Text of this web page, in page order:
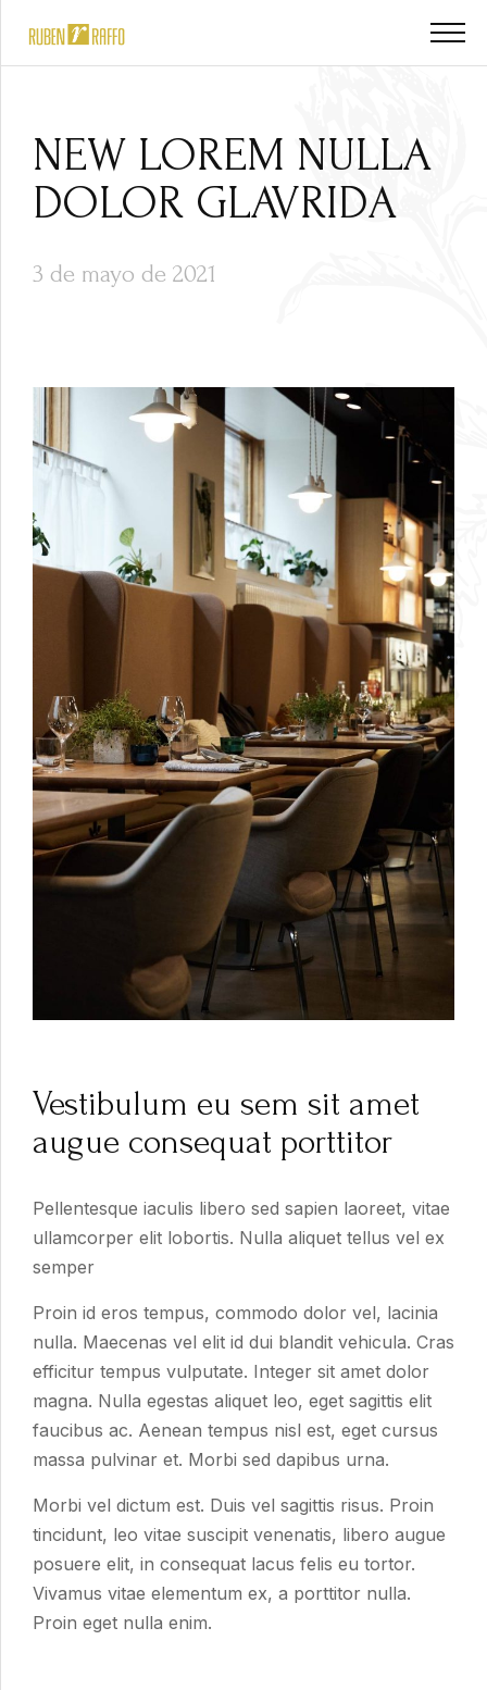
NEW LOREM NULLA
DOLOR GLAVRIDA
3 de mayo de 2021
Vestibulum eu sem sit amet
augue consequat porttitor
Pellentesque iaculis libero sed sapien laoreet, vitae
ullamcorper elit lobortis. Nulla aliquet tellus vel ex
semper
Proin id eros tempus, commodo dolor vel, lacinia
nulla. Maecenas vel elit id dui blandit vehicula. Cras
efficitur tempus vulputate. Integer sit amet dolor
magna. Nulla egestas aliquet leo, eget sagittis elit
faucibus ac. Aenean tempus nisl est, eget cursus
massa pulvinar et. Morbi sed dapibus urna.
Morbi vel dictum est. Duis vel sagittis risus. Proin
tincidunt, leo vitae suscipit venenatis, libero augue
posuere elit, in consequat lacus felis eu tortor.
Vivamus vitae elementum ex, a porttitor nulla.
Proin eget nulla enim.